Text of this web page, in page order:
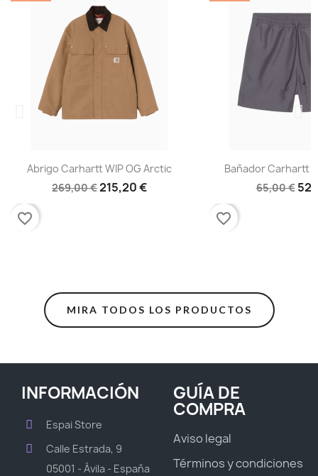
Abrigo Carhartt WIP OG Arctic
269,00 €215,20 €
favorite_border
Bañador Carhartt
65,00 €
favorite_border
MIRA TODOS LOS PRODUCTOS
INFORMACIÓN
Espai Store
Calle Estrada, 9
05001 - Ávila - España
GUÍA DE
COMPRA
Aviso legal
Términos y condiciones